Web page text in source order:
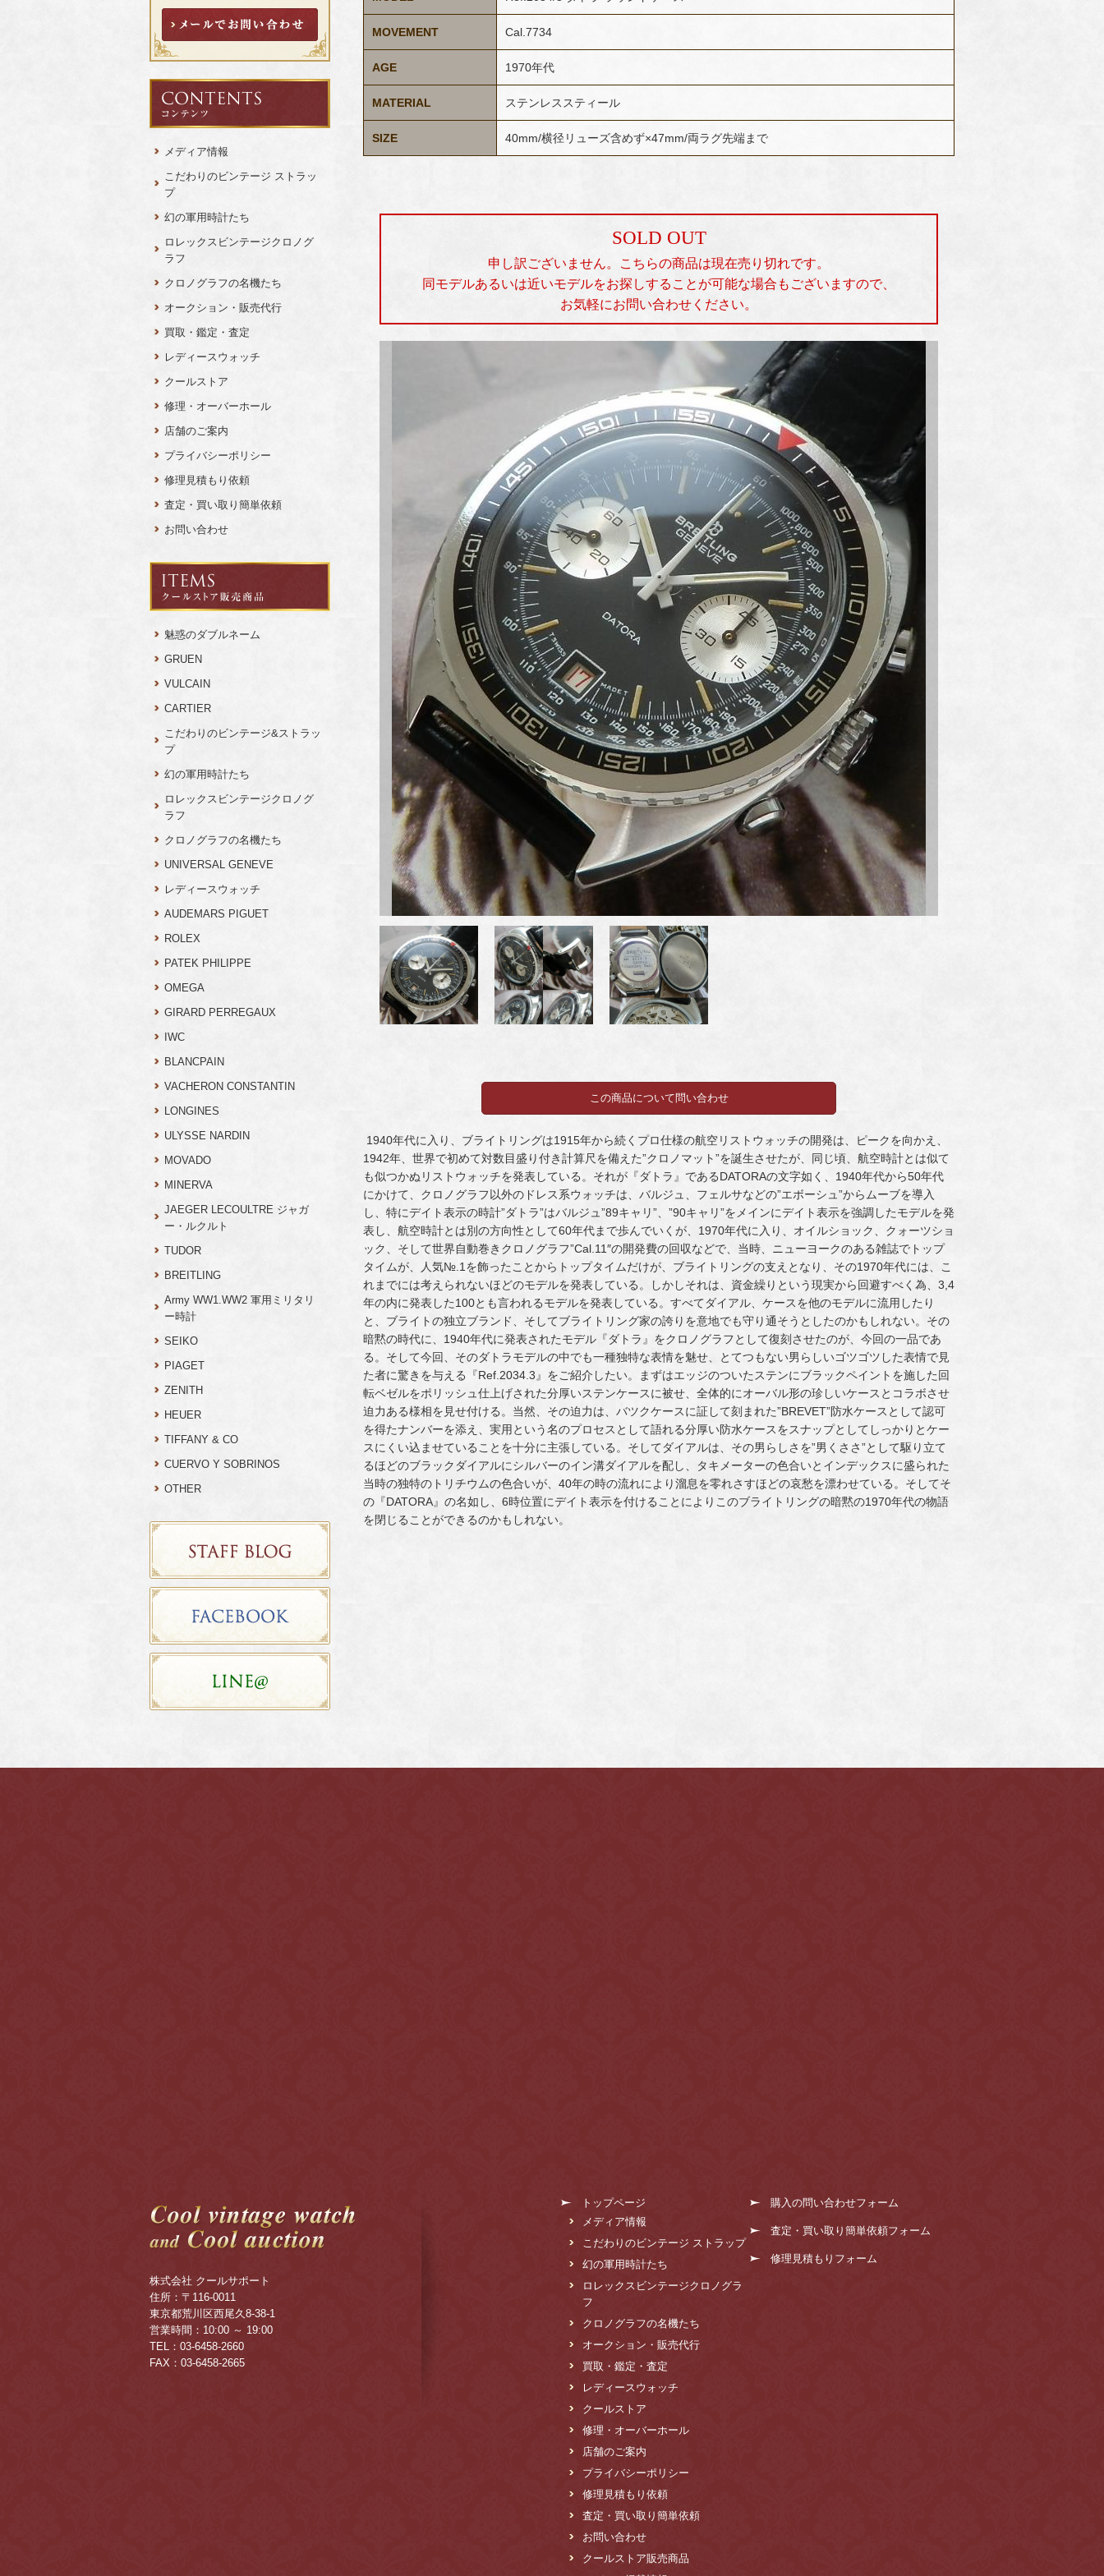
MOVEMENT Cal.7734
AGE 1970年代
MATERIAL ステンレススティール
SIZE 40mm/横径リューズ含めず×47mm/両ラグ先端まで
SOLD OUT
申し訳ございません。こちらの商品は現在売り切れです。
同モデルあるいは近いモデルをお探しすることが可能な場合もございますので、
お気軽にお問い合わせください。
1940年代に入り、ブライトリングは1915年から続くプロ仕様の航空リストウォッチの開発は、ピークを向かえ、
1942年、世界で初めて対数目盛り付き計算尺を備えた”クロノマット”を誕生させたが、同じ頃、航空時計とは似て
も似つかぬリストウォッチを発表している。それが『ダトラ』であるDATORAの文字如く、1940年代から50年代
にかけて、クロノグラフ以外のドレス系ウォッチは、バルジュ、フェルサなどの”エボーシュ”からムーブを導入
し、特にデイト表示の時計”ダトラ”はバルジュ”89キャリ”、”90キャリ”をメインにデイト表示を強調したモデルを発
表し、航空時計とは別の方向性として60年代まで歩んでいくが、1970年代に入り、オイルショック、クォーツショ
ック、そして世界自動巻きクロノグラフ”Cal.11″の開発費の回収などで、当時、ニューヨークのある雑誌でトップ
タイムが、人気№.1を飾ったことからトップタイムだけが、ブライトリングの支えとなり、その1970年代には、こ
れまでには考えられないほどのモデルを発表している。しかしそれは、資金繰りという現実から回避すべく為、3,4
年の内に発表した100とも言われるモデルを発表している。すべてダイアル、ケースを他のモデルに流用したり
と、ブライトの独立ブランド、そしてブライトリング家の誇りを意地でも守り通そうとしたのかもしれない。その
暗黙の時代に、1940年代に発表されたモデル『ダトラ』をクロノグラフとして復刻させたのが、今回の一品であ
る。そして今回、そのダトラモデルの中でも一種独特な表情を魅せ、とてつもない男らしいゴツゴツした表情で見
た者に驚きを与える『Ref.2034.3』をご紹介したい。まずはエッジのついたステンにブラックペイントを施した回
転ベゼルをポリッシュ仕上げされた分厚いステンケースに被せ、全体的にオーバル形の珍しいケースとコラボさせ
迫力ある様相を見せ付ける。当然、その迫力は、バツクケースに証して刻まれた”BREVET”防水ケースとして認可
を得たナンバーを添え、実用という名のプロセスとして語れる分厚い防水ケースをスナップとしてしっかりとケー
スにくい込ませていることを十分に主張している。そしてダイアルは、その男らしさを”男くささ”として駆り立て
るほどのブラックダイアルにシルバーのイン溝ダイアルを配し、タキメーターの色合いとインデックスに盛られた
当時の独特のトリチウムの色合いが、40年の時の流れにより溜息を零れさすほどの哀愁を漂わせている。そしてそ
の『DATORA』の名如し、6時位置にデイト表示を付けることによりこのブライトリングの暗黙の1970年代の物語
を閉じることができるのかもしれない。
メディア情報
こだわりのビンテージ ストラッ
プ
幻の軍用時計たち
ロレックスビンテージクロノグ
ラフ
クロノグラフの名機たち
オークション・販売代行
買取・鑑定・査定
レディースウォッチ
クールストア
修理・オーバーホール
店舗のご案内
プライバシーポリシー
修理見積もり依頼
査定・買い取り簡単依頼
お問い合わせ
魅惑のダブルネーム
GRUEN
VULCAIN
CARTIER
こだわりのビンテージ&ストラッ
プ
幻の軍用時計たち
ロレックスビンテージクロノグ
ラフ
クロノグラフの名機たち
UNIVERSAL GENEVE
レディースウォッチ
AUDEMARS PIGUET
ROLEX
PATEK PHILIPPE
OMEGA
GIRARD PERREGAUX
IWC
BLANCPAIN
VACHERON CONSTANTIN
LONGINES
ULYSSE NARDIN
MOVADO
MINERVA
JAEGER LECOULTRE ジャガ
ー・ルクルト
TUDOR
BREITLING
Army WW1.WW2 軍用ミリタリ
ー時計
SEIKO
PIAGET
ZENITH
HEUER
TIFFANY & CO
CUERVO Y SOBRINOS
OTHER
株式会社 クールサポート
住所：〒116-0011
東京都荒川区西尾久8-38-1
営業時間：10:00 ～ 19:00
TEL：03-6458-2660
FAX：03-6458-2665
トップページ
メディア情報
こだわりのビンテージ ストラップ
幻の軍用時計たち
ロレックスビンテージクロノグラ
フ
クロノグラフの名機たち
オークション・販売代行
買取・鑑定・査定
レディースウォッチ
クールストア
修理・オーバーホール
店舗のご案内
プライバシーポリシー
修理見積もり依頼
査定・買い取り簡単依頼
お問い合わせ
クールストア販売商品
購入の問い合わせフォーム
査定・買い取り簡単依頼フォーム
修理見積もりフォーム